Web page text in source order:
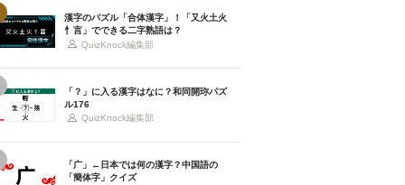
漢字のパズル「合体漢字」！「又火土火
忄言」でできる二字熟語は？
QuizKnock編集部
「？」に入る漢字はなに？和同開珎パズ
ル176
QuizKnock編集部
「广」←日本では何の漢字？中国語の
「簡体字」クイズ